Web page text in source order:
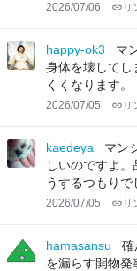
2026/07/06 リ
happy-ok3
マ
身体を壊してし
くくなります。
2026/07/05 リ
kaedeya
マン
しいのですよ
うするつもりで
2026/07/05 リ
hamasansu
確
を漏らす開物発